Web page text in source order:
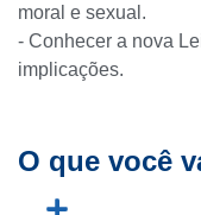
moral e sexual.
- Conhecer a nova
implicações.
O que você